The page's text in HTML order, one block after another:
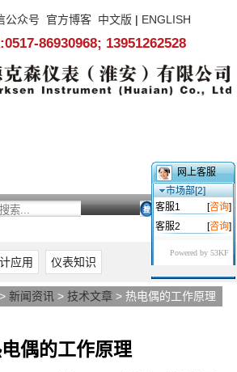
公众号 官方博客 中文版 | ENGLISH
86930968; 13951262528
应用 仪表知识
> 新闻资讯 > 技术文章 > 热电偶的工作原理
偶的工作原理
网上客服
市场部[2]
客服1
[咨询]
客服2
[咨询]
Powered by 53KF